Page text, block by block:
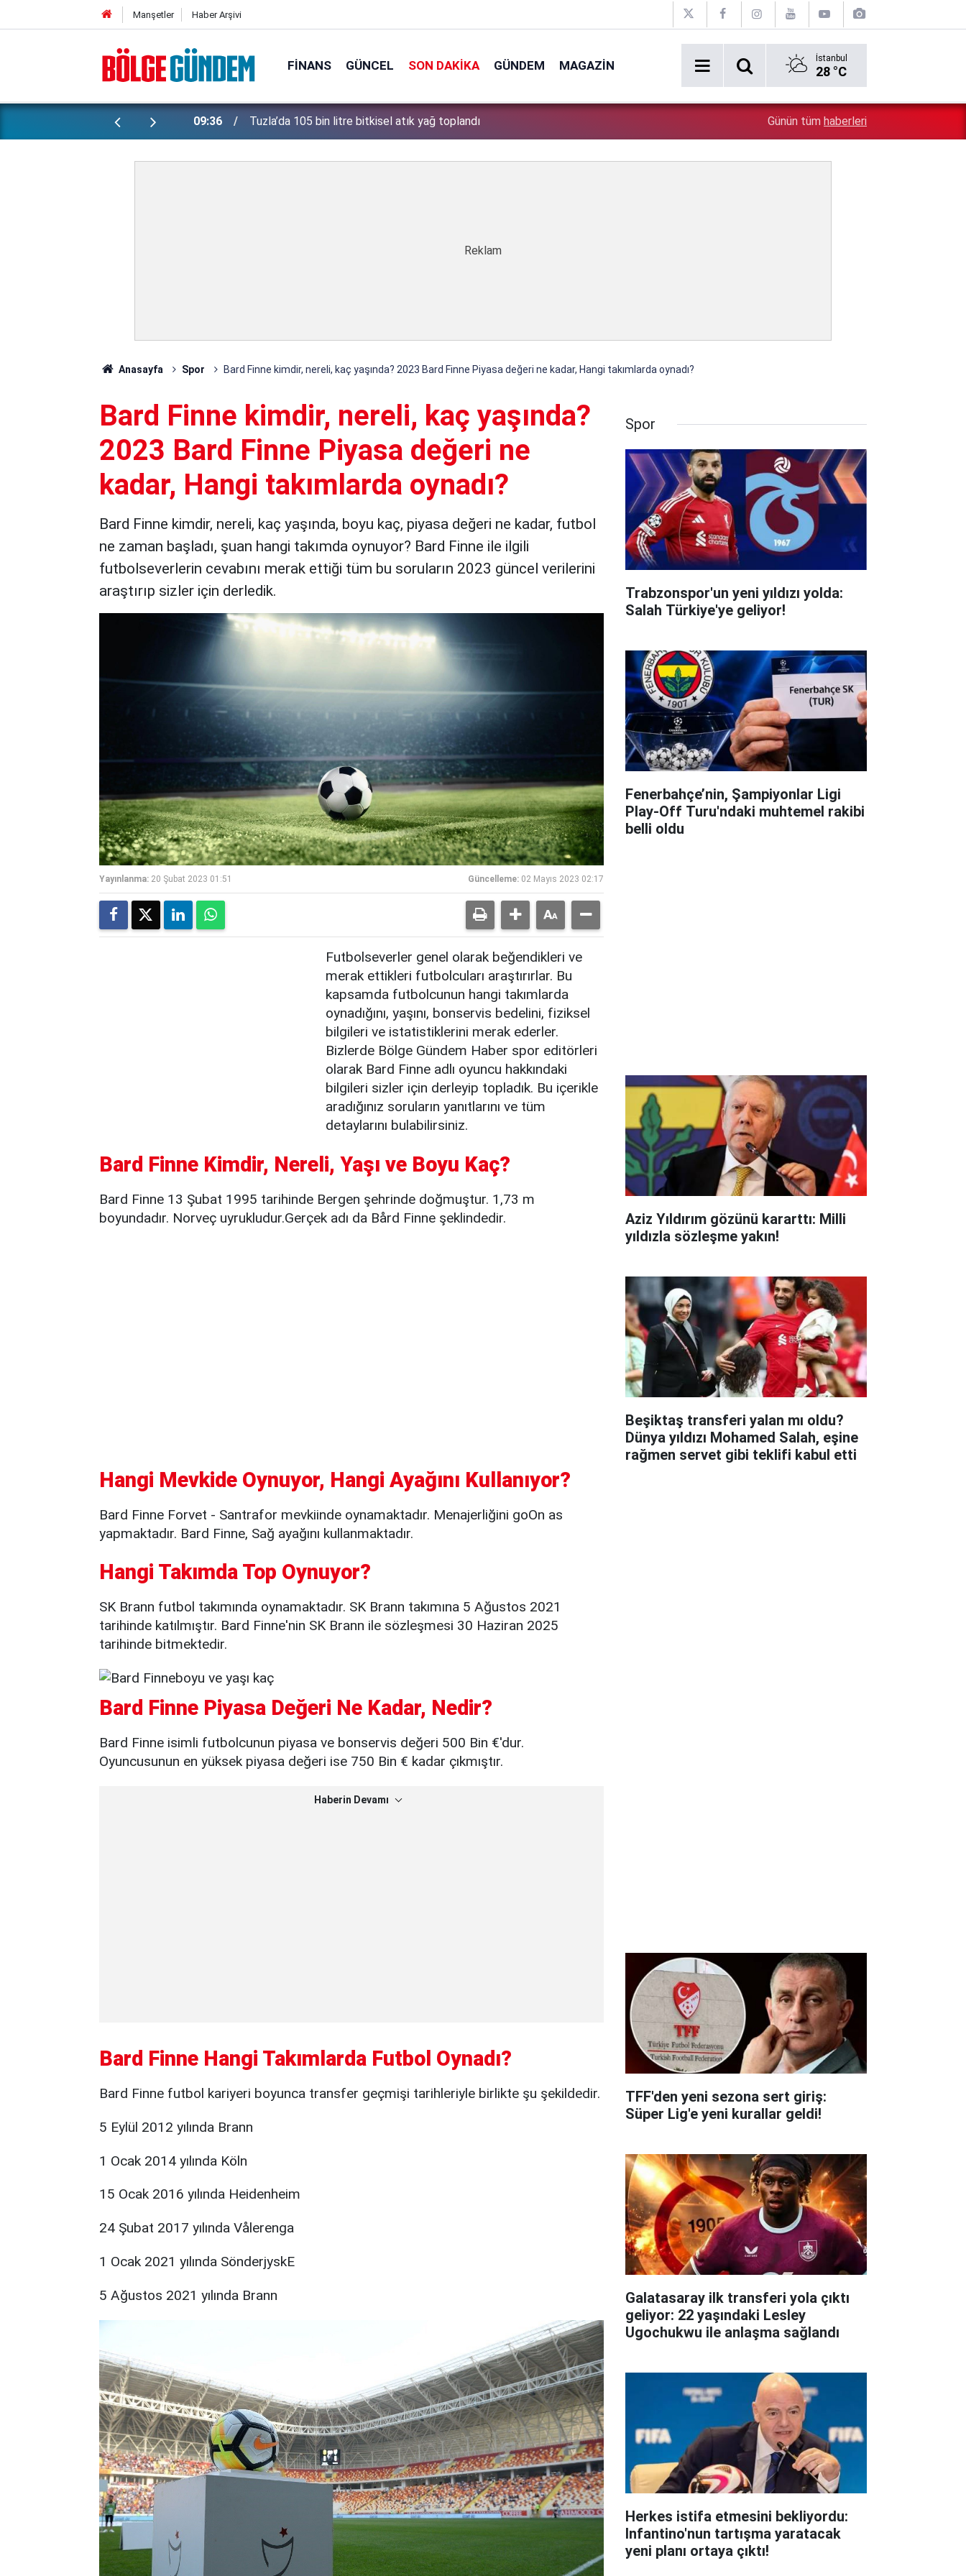
Manşetler Haber Arşivi
FINANS GÜNCEL SON DAKIKA GÜNDEM MAGAZIN İstanbul
28 °C
12 kişi gözaltına alındı 09:36 Tuzla’da 105 bin litre bitkisel atık yağ toplandı Dünya tedirgin: 12 Ağustos'ta ne olacak? NASA'dan
Günün tüm haberleri
Anasayfa Spor Bard Finne kimdir, nereli, kaç yaşında? 2023 Bard Finne Piyasa değeri ne kadar, Hangi takımlarda oynadı?
Bard Finne kimdir, nereli, kaç yaşında?
2023 Bard Finne Piyasa değeri ne
kadar, Hangi takımlarda oynadı?
Bard Finne kimdir, nereli, kaç yaşında, boyu kaç, piyasa değeri ne kadar, futbol
ne zaman başladı, şuan hangi takımda oynuyor? Bard Finne ile ilgili
futbolseverlerin cevabını merak ettiği tüm bu soruların 2023 güncel verilerini
araştırıp sizler için derledik.
Yayınlanma: 20 Şubat 2023 01:51 Güncelleme: 02 Mayıs 2023 02:17
Futbolseverler genel olarak beğendikleri ve
merak ettikleri futbolcuları araştırırlar. Bu
kapsamda futbolcunun hangi takımlarda
oynadığını, yaşını, bonservis bedelini, fiziksel
bilgileri ve istatistiklerini merak ederler.
Bizlerde Bölge Gündem Haber spor editörleri
olarak Bard Finne adlı oyuncu hakkındaki
bilgileri sizler için derleyip topladık. Bu içerikle
aradığınız soruların yanıtlarını ve tüm
detaylarını bulabilirsiniz.
Bard Finne Kimdir, Nereli, Yaşı ve Boyu Kaç?
Bard Finne 13 Şubat 1995 tarihinde Bergen şehrinde doğmuştur. 1,73 m
boyundadır. Norveç uyrukludur.Gerçek adı da Bård Finne şeklindedir.
Hangi Mevkide Oynuyor, Hangi Ayağını Kullanıyor?
Bard Finne Forvet - Santrafor mevkiinde oynamaktadır. Menajerliğini goOn as
yapmaktadır. Bard Finne, Sağ ayağını kullanmaktadır.
Hangi Takımda Top Oynuyor?
SK Brann futbol takımında oynamaktadır. SK Brann takımına 5 Ağustos 2021
tarihinde katılmıştır. Bard Finne'nin SK Brann ile sözleşmesi 30 Haziran 2025
tarihinde bitmektedir.
Bard Finne Piyasa Değeri Ne Kadar, Nedir?
Bard Finne isimli futbolcunun piyasa ve bonservis değeri 500 Bin €'dur.
Oyuncusunun en yüksek piyasa değeri ise 750 Bin € kadar çıkmıştır.
Haberin Devamı
Bard Finne Hangi Takımlarda Futbol Oynadı?
Bard Finne futbol kariyeri boyunca transfer geçmişi tarihleriyle birlikte şu şekildedir.
5 Eylül 2012 yılında Brann
1 Ocak 2014 yılında Köln
15 Ocak 2016 yılında Heidenheim
24 Şubat 2017 yılında Vålerenga
1 Ocak 2021 yılında SönderjyskE
5 Ağustos 2021 yılında Brann
Spor
Trabzonspor'un yeni yıldızı yolda:
Salah Türkiye'ye geliyor!
Fenerbahçe’nin, Şampiyonlar Ligi
Play-Off Turu'ndaki muhtemel rakibi
belli oldu
Aziz Yıldırım gözünü kararttı: Milli
yıldızla sözleşme yakın!
Beşiktaş transferi yalan mı oldu?
Dünya yıldızı Mohamed Salah, eşine
rağmen servet gibi teklifi kabul etti
TFF'den yeni sezona sert giriş:
Süper Lig'e yeni kurallar geldi!
Galatasaray ilk transferi yola çıktı
geliyor: 22 yaşındaki Lesley
Ugochukwu ile anlaşma sağlandı
Herkes istifa etmesini bekliyordu:
Infantino'nun tartışma yaratacak
yeni planı ortaya çıktı!